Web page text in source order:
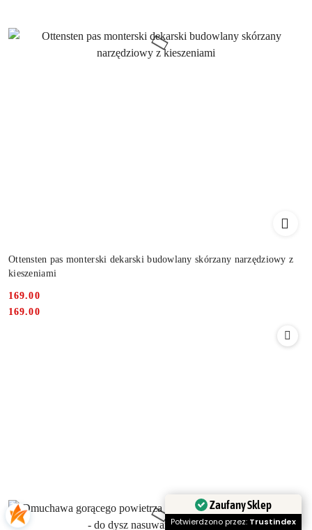
Ottensten pas monterski dekarski budowlany skórzany narzędziowy z
kieszeniami
Cena:
169.00
Cena:
169.00
Zaufany Sklep
Potwierdzono przez: Trustindex